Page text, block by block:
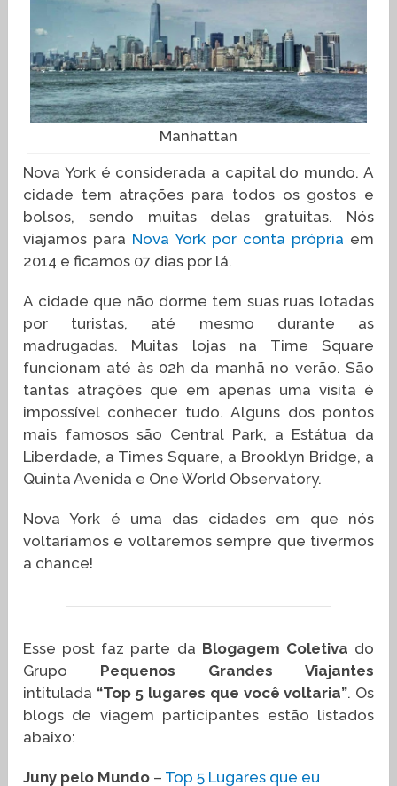
Manhattan
Nova York é considerada a capital do mundo. A
cidade tem atrações para todos os gostos e
bolsos, sendo muitas delas gratuitas. Nós
viajamos para Nova York por conta própria em
2014 e ficamos 07 dias por lá.
A cidade que não dorme tem suas ruas lotadas
por turistas, até mesmo durante as
madrugadas. Muitas lojas na Time Square
funcionam até às 02h da manhã no verão. São
tantas atrações que em apenas uma visita é
impossível conhecer tudo. Alguns dos pontos
mais famosos são Central Park, a Estátua da
Liberdade, a Times Square, a Brooklyn Bridge, a
Quinta Avenida e One World Observatory.
Nova York é uma das cidades em que nós
voltaríamos e voltaremos sempre que tivermos
a chance!
Esse post faz parte da Blogagem Coletiva do
Grupo Pequenos Grandes Viajantes
intitulada “Top 5 lugares que você voltaria”. Os
blogs de viagem participantes estão listados
abaixo:
Juny pelo Mundo – Top 5 Lugares que eu